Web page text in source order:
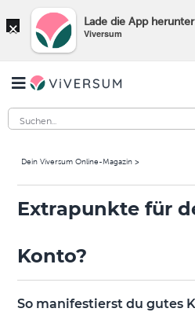
× Lade die App
Viversum
Dein Viversum Online-Magazin
Extrapunkte für
Konto?
So manifestierst du gutes